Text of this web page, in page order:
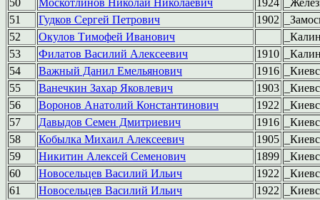
50
Москотлинов Николай Николаевич 1924
51
Гудков Сергей Петрович 1902
52
Окулов Тимофей Иванович
53
Филатов Василий Алексеевич 1910
54
Важный Данил Емельянович 1916
55
Ванечкин Захар Яковлевич 1903
56
Воронов Анатолий Константинович 1922
57
Давыдов Семен Дмитриевич 1916
58
Кобылка Михаил Алексеевич 1905
59
Никитин Алексей Семенович 1899
60
Новосельцев Василий Ильич 1922
61
Новосельцев Василий Ильич 1922